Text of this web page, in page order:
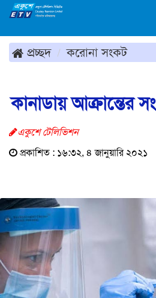
প্রচ্ছদ করোনা সংকট
কানাডায় আক্রান্তের
একুশে টেলিভিশন
প্রকাশিত : ১৬:৩২, ৪ জানুয়ারি ২০২১